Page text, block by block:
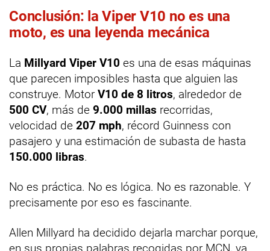
Conclusión: la Viper V10 no es una
moto, es una leyenda mecánica
La Millyard Viper V10 es una de esas máquinas
que parecen imposibles hasta que alguien las
construye. Motor V10 de 8 litros, alrededor de
500 CV, más de 9.000 millas recorridas,
velocidad de 207 mph, récord Guinness con
pasajero y una estimación de subasta de hasta
150.000 libras.
No es práctica. No es lógica. No es razonable. Y
precisamente por eso es fascinante.
Allen Millyard ha decidido dejarla marchar porque,